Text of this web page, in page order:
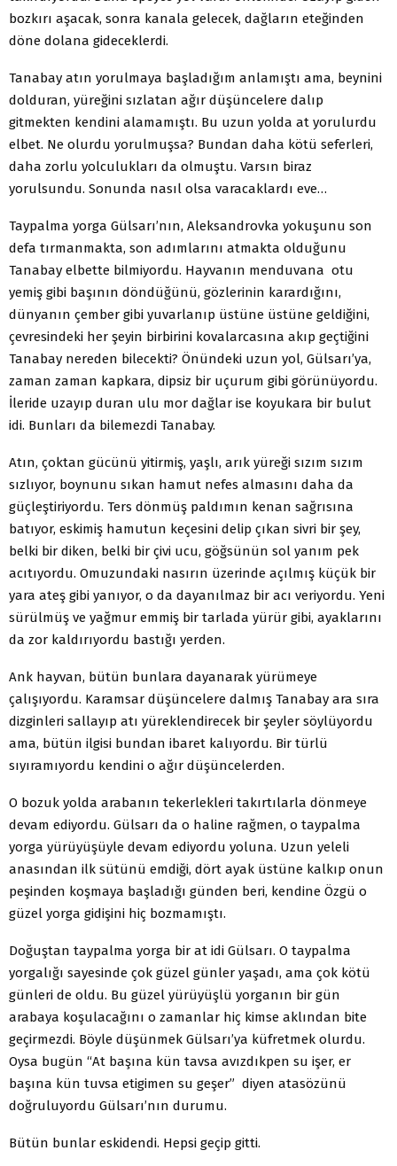
bozkırı aşacak, sonra kanala gelecek, dağların eteğinden
döne dolana gideceklerdi.
Tanabay atın yorulmaya başladığım anlamıştı ama, beynini
dolduran, yüreğini sızlatan ağır düşüncelere dalıp
gitmekten kendini alamamıştı. Bu uzun yolda at yorulurdu
elbet. Ne olurdu yorulmuşsa? Bundan daha kötü seferleri,
daha zorlu yolculukları da olmuştu. Varsın biraz
yorulsundu. Sonunda nasıl olsa varacaklardı eve…
Taypalma yorga Gülsarı’nın, Aleksandrovka yokuşunu son
defa tırmanmakta, son adımlarını atmakta olduğunu
Tanabay elbette bilmiyordu. Hayvanın menduvana otu
yemiş gibi başının döndüğünü, gözlerinin karardığını,
dünyanın çember gibi yuvarlanıp üstüne üstüne geldiğini,
çevresindeki her şeyin birbirini kovalarcasına akıp geçtiğini
Tanabay nereden bilecekti? Önündeki uzun yol, Gülsarı’ya,
zaman zaman kapkara, dipsiz bir uçurum gibi görünüyordu.
İleride uzayıp duran ulu mor dağlar ise koyukara bir bulut
idi. Bunları da bilemezdi Tanabay.
Atın, çoktan gücünü yitirmiş, yaşlı, arık yüreği sızım sızım
sızlıyor, boynunu sıkan hamut nefes almasını daha da
güçleştiriyordu. Ters dönmüş paldımın kenan sağrısına
batıyor, eskimiş hamutun keçesini delip çıkan sivri bir şey,
belki bir diken, belki bir çivi ucu, göğsünün sol yanım pek
acıtıyordu. Omuzundaki nasırın üzerinde açılmış küçük bir
yara ateş gibi yanıyor, o da dayanılmaz bir acı veriyordu. Yeni
sürülmüş ve yağmur emmiş bir tarlada yürür gibi, ayaklarını
da zor kaldırıyordu bastığı yerden.
Ank hayvan, bütün bunlara dayanarak yürümeye
çalışıyordu. Karamsar düşüncelere dalmış Tanabay ara sıra
dizginleri sallayıp atı yüreklendirecek bir şeyler söylüyordu
ama, bütün ilgisi bundan ibaret kalıyordu. Bir türlü
sıyıramıyordu kendini o ağır düşüncelerden.
O bozuk yolda arabanın tekerlekleri takırtılarla dönmeye
devam ediyordu. Gülsarı da o haline rağmen, o taypalma
yorga yürüyüşüyle devam ediyordu yoluna. Uzun yeleli
anasından ilk sütünü emdiği, dört ayak üstüne kalkıp onun
peşinden koşmaya başladığı günden beri, kendine Özgü o
güzel yorga gidişini hiç bozmamıştı.
Doğuştan taypalma yorga bir at idi Gülsarı. O taypalma
yorgalığı sayesinde çok güzel günler yaşadı, ama çok kötü
günleri de oldu. Bu güzel yürüyüşlü yorganın bir gün
arabaya koşulacağını o zamanlar hiç kimse aklından bite
geçirmezdi. Böyle düşünmek Gülsarı’ya küfretmek olurdu.
Oysa bugün “At başına kün tavsa avızdıkpen su işer, er
başına kün tuvsa etigimen su geşer” diyen atasözünü
doğruluyordu Gülsarı’nın durumu.
Bütün bunlar eskidendi. Hepsi geçip gitti.